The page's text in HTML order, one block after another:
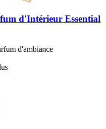
d'Intérieur Essential
d'ambiance